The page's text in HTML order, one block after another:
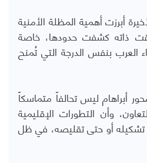
أبرزت أهمية المظلة الأمنية
ذاته كشفت حدودها، خاصة
العرب بنفس الدرجة التي تُمنح
أبراهام ليس تحالفاً متماسكاً
وأن التطورات الإقليمية
تشكيله أو حتى تقليصه، في ظل